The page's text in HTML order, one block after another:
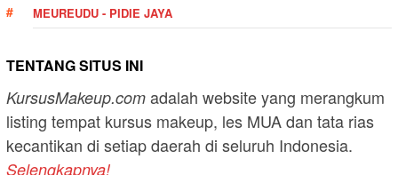
MEUREUDU - PIDIE JAYA
TENTANG SITUS INI
KursusMakeup.com adalah website yang merangkum
listing tempat kursus makeup, les MUA dan tata rias
kecantikan di setiap daerah di seluruh Indonesia.
Selengkapnya!